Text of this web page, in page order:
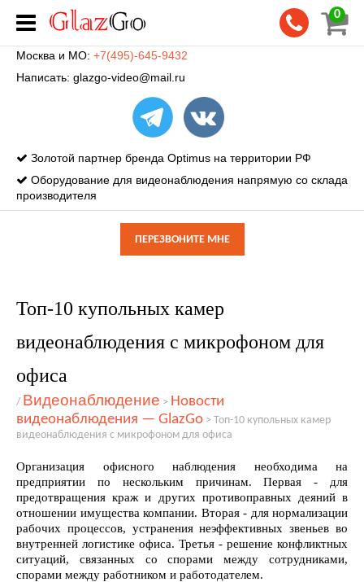
0
Москва и МО: +7(495)-645-9432
Написать: glazgo-video@mail.ru
Золотой партнер бренда Optimus на территории РФ
Оборудование для видеонаблюдения напрямую со склада
производителя
ПЕРЕЗВОНИТЕ МНЕ
Топ-10 купольных камер
видеонаблюдения с микрофоном для
офиса
/ Видеонаблюдение > Новости
видеонаблюдения — GlazGo > Топ-10 купольных камер
видеонаблюдения с микрофоном для офиса
Организация офисного наблюдения необходима на
предприятии по нескольким причинам. Первая - для
предотвращения краж и других противоправных деяний в
отношении имущества компании. Вторая - для нормализации
рабочих процессов, устранения неэффективных звеньев во
внутренней логистике офиса. Третья - решение конфликтных
ситуаций, связанных со спорами между сотрудниками,
спорами между работником и работодателем.